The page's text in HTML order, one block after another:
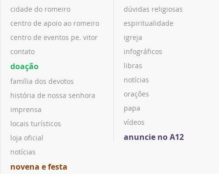
cidade do romeiro
centro de apoio ao romeiro
centro de eventos pe. vitor
contato
doação
família dos devotos
história de nossa senhora
imprensa
locais turísticos
loja oficial
notícias
novena e festa
dúvidas religiosas
espiritualidade
igreja
infográficos
libras
notícias
orações
papa
vídeos
anuncie no A12